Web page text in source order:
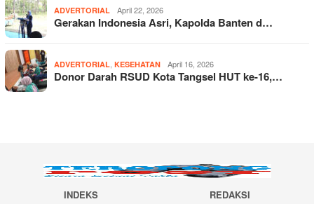
ADVERTORIAL April 22, 2026
Gerakan Indonesia Asri, Kapolda Banten d…
ADVERTORIAL KESEHATAN April 16, 2026
Donor Darah RSUD Kota Tangsel HUT ke-16,…
INDEKS
REDAKSI